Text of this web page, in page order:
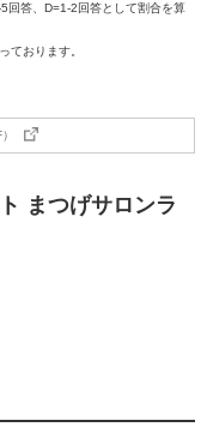
答、D=1-2回答として割合を算
ております。
まつげサロンラ